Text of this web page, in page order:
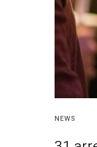
NEWS